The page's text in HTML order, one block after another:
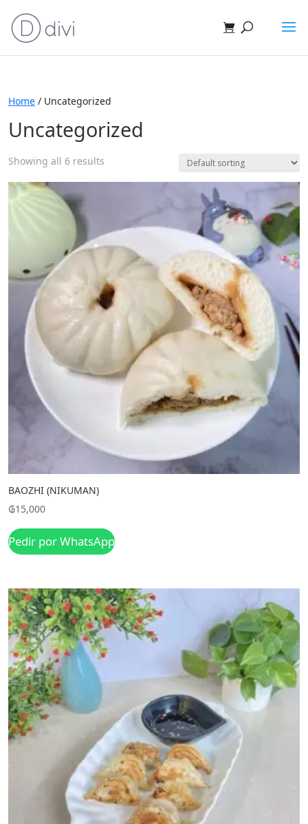
Home / Uncategorized
Uncategorized
Showing all 6 results
BAOZHI (NIKUMAN)
₲15,000
Pedir por WhatsApp